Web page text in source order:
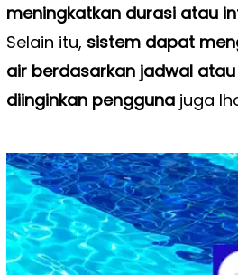
meningkatkan durasi atau
Selain itu, sistem dapat
air berdasarkan jadwal
diinginkan penggunajuga